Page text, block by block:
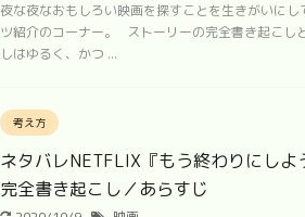
夜な夜なおもしろい映画を探すことを生きがいに
ツ紹介のコーナー。 ストーリーの完全書き起こし
しはゆるく、かつ ...
考え方
ネタバレNETFLIX『もう終わりにし
完全書き起こし／あらすじ